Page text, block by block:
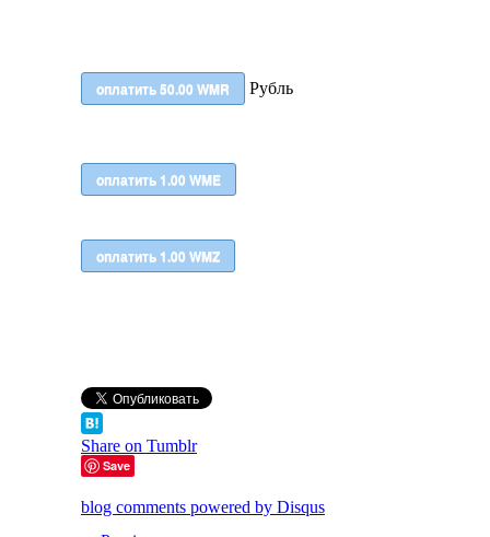
Рубль
Share on Tumblr
Save
blog comments powered by Disqus